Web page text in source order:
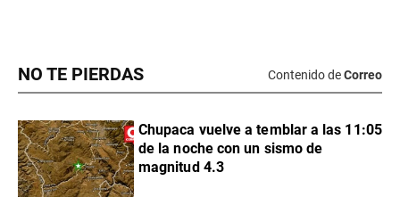
NO TE PIERDAS Contenido deCorreo
Chupaca vuelve a temblar a las 11:05
de la noche con un sismo de
magnitud 4.3